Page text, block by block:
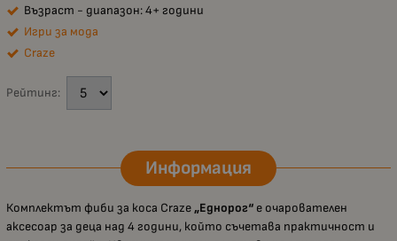
Възраст - диапазон: 4+ години
Игри за мода
Craze
Рейтинг:
Информация
Комплектът фиби за коса Craze „Еднорог“ е очарователен
аксесоар за деца над 4 години, който съчетава практичност и